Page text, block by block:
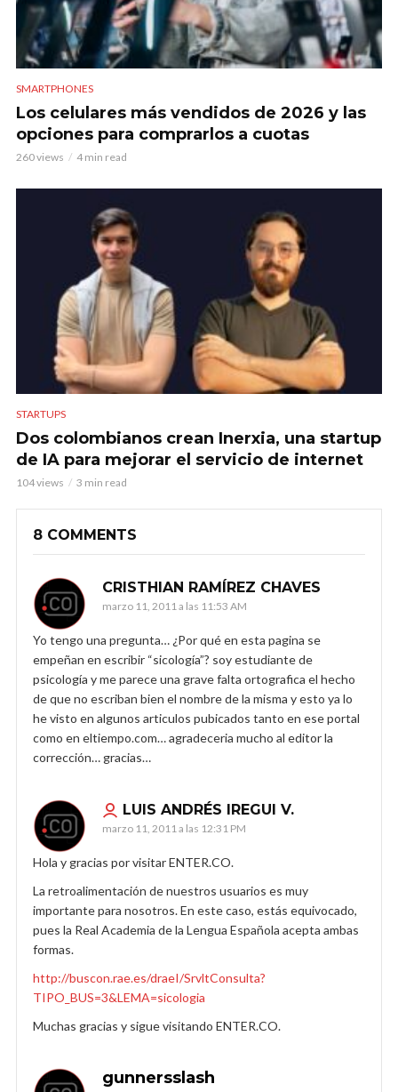
SMARTPHONES
Los celulares más vendidos de 2026 y las
opciones para comprarlos a cuotas
260 views 4 min read
STARTUPS
Dos colombianos crean Inerxia, una startup
de IA para mejorar el servicio de internet
104 views 3 min read
8 COMMENTS
CRISTHIAN RAMÍREZ CHAVES
marzo 11, 2011 a las 11:53 AM
Yo tengo una pregunta… ¿Por qué en esta pagina se
empeñan en escribir “sicología”? soy estudiante de
psicología y me parece una grave falta ortografica el hecho
de que no escriban bien el nombre de la misma y esto ya lo
he visto en algunos articulos pubicados tanto en ese portal
como en eltiempo.com… agradeceria mucho al editor la
corrección… gracias…
LUIS ANDRÉS IREGUI V.
marzo 11, 2011 a las 12:31 PM
Hola y gracias por visitar ENTER.CO.
La retroalimentación de nuestros usuarios es muy
importante para nosotros. En este caso, estás equivocado,
pues la Real Academia de la Lengua Española acepta ambas
formas.
http://buscon.rae.es/draeI/SrvltConsulta?
TIPO_BUS=3&LEMA=sicologia
Muchas gracias y sigue visitando ENTER.CO.
gunnersslash